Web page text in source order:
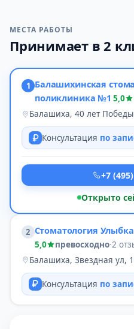
МЕСТА РАБОТЫ
Принимает в 2
1 Балашихинская
поликлиника №1 5,0
Балашиха, 40 лет
Консультация по
+7
Открыто
2 Стоматология
5,0 превосходно·2
Балашиха, Звездная ул,
Консультация по